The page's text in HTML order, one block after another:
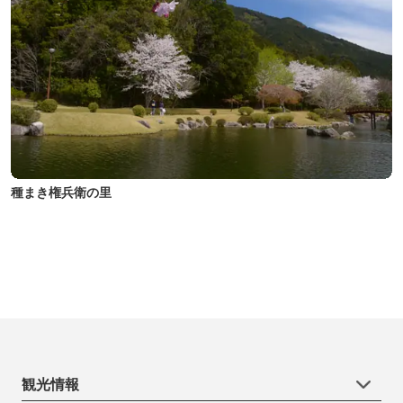
種まき権兵衛の里
観光情報